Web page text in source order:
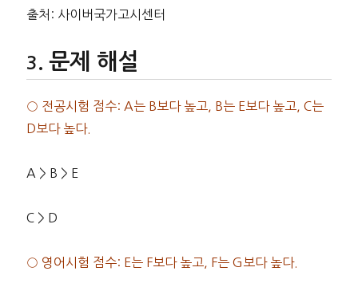
출처: 사이버국가고시센터
문제 해설
○ 전공시험 점수: A는 B보다 높고, B는 E보다 높고, C는
D보다 높다.
A > B > E
C > D
○ 영어시험 점수: E는 F보다 높고, F는 G보다 높다.